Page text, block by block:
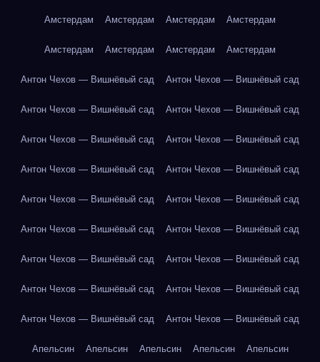
Амстердам Амстердам Амстердам Амстердам
Амстердам Амстердам Амстердам Амстердам
Антон Чехов — Вишнёвый сад Антон Чехов — Вишнёвый сад
Антон Чехов — Вишнёвый сад Антон Чехов — Вишнёвый сад
Антон Чехов — Вишнёвый сад Антон Чехов — Вишнёвый сад
Антон Чехов — Вишнёвый сад Антон Чехов — Вишнёвый сад
Антон Чехов — Вишнёвый сад Антон Чехов — Вишнёвый сад
Антон Чехов — Вишнёвый сад Антон Чехов — Вишнёвый сад
Антон Чехов — Вишнёвый сад Антон Чехов — Вишнёвый сад
Антон Чехов — Вишнёвый сад Антон Чехов — Вишнёвый сад
Антон Чехов — Вишнёвый сад Антон Чехов — Вишнёвый сад
Апельсин Апельсин Апельсин Апельсин Апельсин